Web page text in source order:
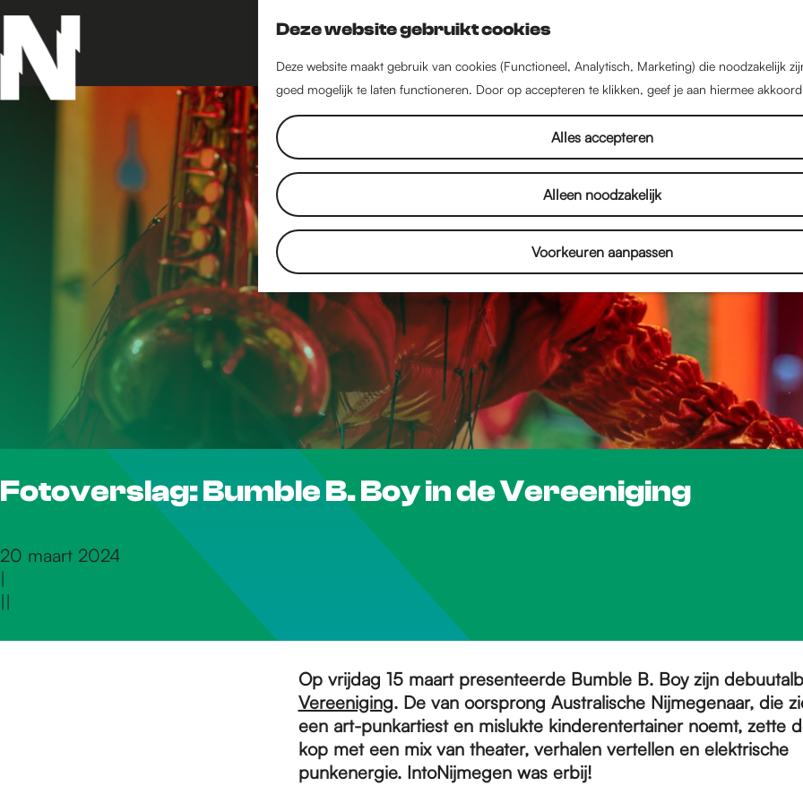
Deze website gebruikt cookies
Deze website maakt gebruik van cookies (Functioneel, Analytisch, Marketing) die noodzakelijk
goed mogelijk te laten functioneren. Door op accepteren te klikken, geef je aan hiermee
Alles accepteren
Alleen noodzakelijk
Voorkeuren aanpassen
Fotoverslag: Bumble B. Boy in de Vereeniging
20 maart 2024
|
||
Op vrijdag 15 maart presenteerde Bumble B. Boy zijn
Vereeniging. De van oorsprong Australische Nijmegenaar, die
een art-punkartiest en mislukte kinderentertainer noemt, zette
kop met een mix van theater, verhalen vertellen en elektrische
punkenergie. IntoNijmegen was erbij!